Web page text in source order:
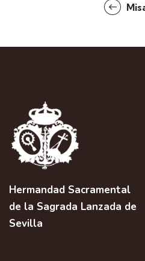
Hermandad Sacramental
de la Sagrada Lanzada de
Sevilla